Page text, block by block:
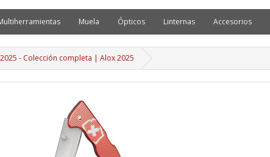
Muela Ópticos Linternas Accesorios
- Colección completa | Alox 2025